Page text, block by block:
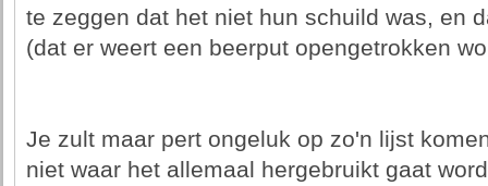
te zeggen dat het niet hun schuild was, en
(dat er weert een beerput opengetrokken
Je zult maar pert ongeluk op zo'n lijst
niet waar het allemaal hergebruikt gaat